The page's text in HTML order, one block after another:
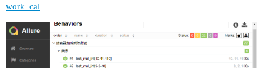
work_cal